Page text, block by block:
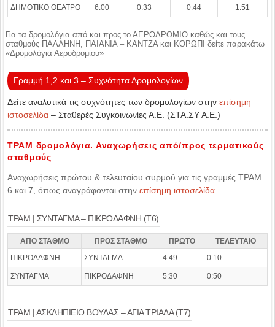
ΔΗΜΟΤΙΚΟ ΘΕΑΤΡΟ 6:00 0:33 0:44 1:51
Για τα δρομολόγια από και προς το ΑΕΡΟΔΡΟΜΙΟ καθώς και τους
σταθμούς ΠΑΛΛΗΝΗ, ΠΑΙΑΝΙΑ – ΚΑΝΤΖΑ και ΚΟΡΩΠΙ δείτε παρακάτω
«Δρομολόγια Αεροδρομίου»
Γραμμή 1,2 και 3 – Συχνότητα Δρομολογίων
Δείτε αναλυτικά τις συχνότητες των δρομολογίων στην επίσημη
ιστοσελίδα – Σταθερές Συγκοινωνίες Α.Ε. (ΣΤΑ.ΣΥ Α.Ε.)
ΤΡΑΜ δρομολόγια. Αναχωρήσεις από/προς τερματικούς
σταθμούς
Αναχωρήσεις πρώτου & τελευταίου συρμού για τις γραμμές ΤΡΑΜ
6 και 7, όπως αναγράφονται στην επίσημη ιστοσελίδα
ΤΡΑΜ | ΣΥΝΤΑΓΜΑ – ΠΙΚΡΟΔΑΦΝΗ (Τ6)
ΑΠΟ ΣΤΑΘΜΟ ΠΡΟΣ ΣΤΑΘΜΟ ΠΡΩΤΟ
ΤΕΛΕΥΤΑΙΟ
ΠΙΚΡΟΔΑΦΝΗ
ΣΥΝΤΑΓΜΑ 4:49 0:10
ΣΥΝΤΑΓΜΑ ΠΙΚΡΟΔΑΦΝΗ 5:30 0:50
ΤΡΑΜ | ΑΣΚΛΗΠΙΕΙΟ ΒΟΥΛΑΣ – ΑΓΙΑ ΤΡΙΑΔΑ (Τ7)